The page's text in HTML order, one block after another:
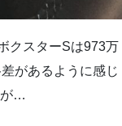
クスターSは973万
があるように感じ
が…